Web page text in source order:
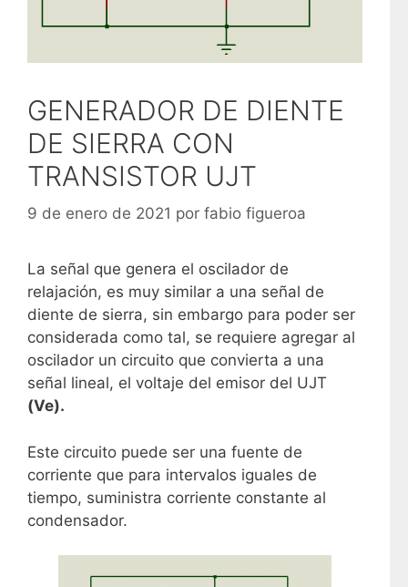
GENERADOR DE DIENTE
DE SIERRA CON
TRANSISTOR UJT
9 de enero de 2021 por fabio figueroa
La señal que genera el oscilador de
relajación, es muy similar a una señal de
diente de sierra, sin embargo para poder ser
considerada como tal, se requiere agregar al
oscilador un circuito que convierta a una
señal lineal, el voltaje del emisor del UJT
(Ve).
Este circuito puede ser una fuente de
corriente que para intervalos iguales de
tiempo, suministra corriente constante al
condensador.